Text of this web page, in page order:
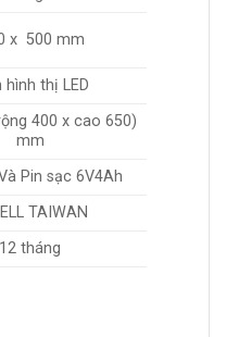
x 500 mm
hình thị LED
400 x cao 650)
mm
Pin sạc 6V4Ah
TAIWAN
12 tháng